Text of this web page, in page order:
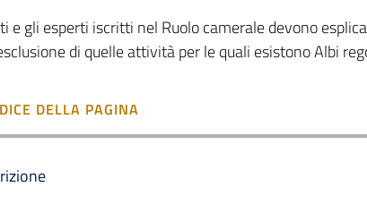
e gli esperti iscritti nel Ruolo camerale devono
di quelle attività per le quali esistono Albi
DELLA PAGINA